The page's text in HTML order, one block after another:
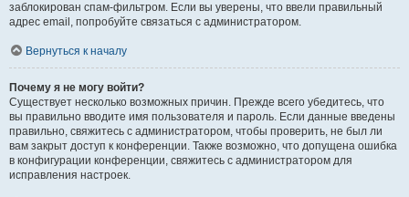
заблокирован спам-фильтром. Если вы уверены, что ввели правильный
адрес email, попробуйте связаться с администратором.
Вернуться к началу
Почему я не могу войти?
Существует несколько возможных причин. Прежде всего убедитесь, что
вы правильно вводите имя пользователя и пароль. Если данные введены
правильно, свяжитесь с администратором, чтобы проверить, не был ли
вам закрыт доступ к конференции. Также возможно, что допущена ошибка
в конфигурации конференции, свяжитесь с администратором для
исправления настроек.